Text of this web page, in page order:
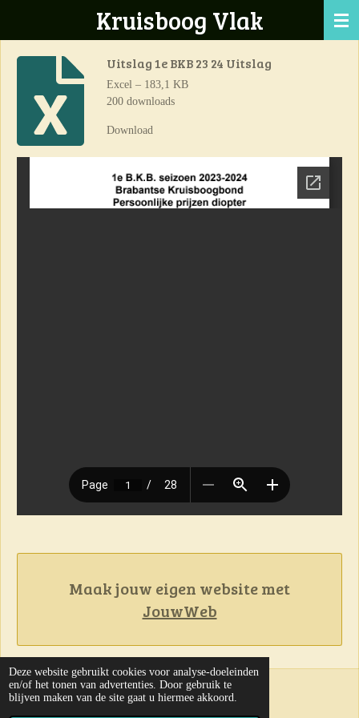
Deze website gebruikt cookies voor analyse-doeleinden
en/of het tonen van advertenties. Door gebruik te
blijven maken van de site gaat u hiermee akkoord.
naar
hoofdinhoud
Kruisboog Vlak
Uitslag 1e BKB 23 24 Uitslag
Excel – 183,1 KB
200 downloads
Download
Maak jouw eigen website met
JouwWeb
31-07-2026